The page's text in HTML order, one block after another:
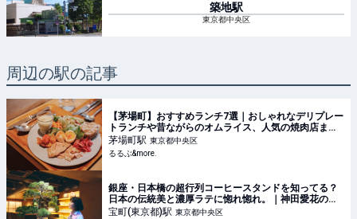
築地駅
東京都中央区
周辺の駅の記事
【茅場町】おすすめランチ7選｜おしゃれなデリプレー
トランチや昔ながらのオムライス、人気の焼肉店まで
｜るるぶ&more.
茅場町駅 東京都中央区
るるぶ&more.
銀座・日本橋の超行列コーヒースタンドを知ってる？
日本の伝統美と濃厚ラテに惚れ惚れ。｜神田愛花の
「間違いない街、銀座。」第15回
宝町(東京都)駅 東京都中央区